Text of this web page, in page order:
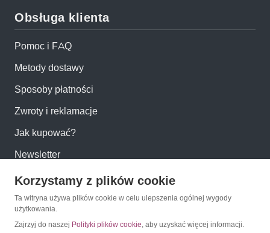
Obsługa klienta
Pomoc i FAQ
Metody dostawy
Sposoby płatności
Zwroty i reklamacje
Jak kupować?
Newsletter
Konto
Moje konto
Korzystamy z plików cookie
Ta witryna używa plików cookie w celu ulepszenia ogólnej wygody
użytkowania.
Zajrzyj do naszej Polityki plików cookie, aby uzyskać więcej informacji.